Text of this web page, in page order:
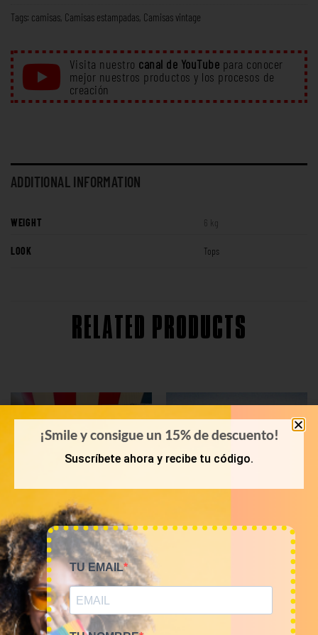
Tags: camisas Camisas estampadas Camisas vintage
Visita nuestro canal de YouTube para conocer
mejor nuestros productos y los procesos de
creación
ADDITIONAL INFORMATION
WEIGHT 6 kg
LOOK Tops
RELATED PRODUCTS
PRIMAVERA-VERANO
Bala 45 Kilos camisas
hawaianas 23€/kg
Mix de camisas franela
12€/kg
¡Smile y consigue un 15% de descuento!
Suscríbete ahora y recibe tu código.
TU EMAIL